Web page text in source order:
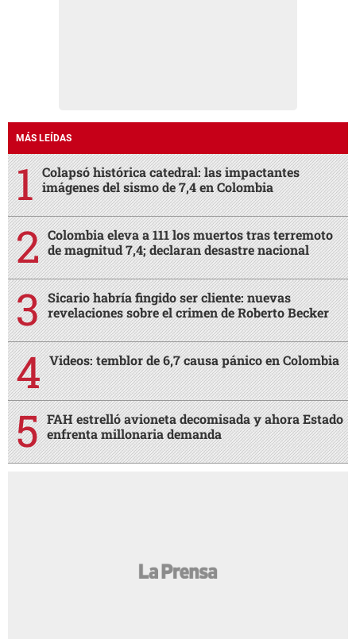
MÁS LEÍDAS
Colapsó histórica catedral: las impactantes
imágenes del sismo de 7,4 en Colombia
Colombia eleva a 111 los muertos tras terremoto
de magnitud 7,4; declaran desastre nacional
Sicario habría fingido ser cliente: nuevas
revelaciones sobre el crimen de Roberto Becker
Videos: temblor de 6,7 causa pánico en Colombia
FAH estrelló avioneta decomisada y ahora Estado
enfrenta millonaria demanda